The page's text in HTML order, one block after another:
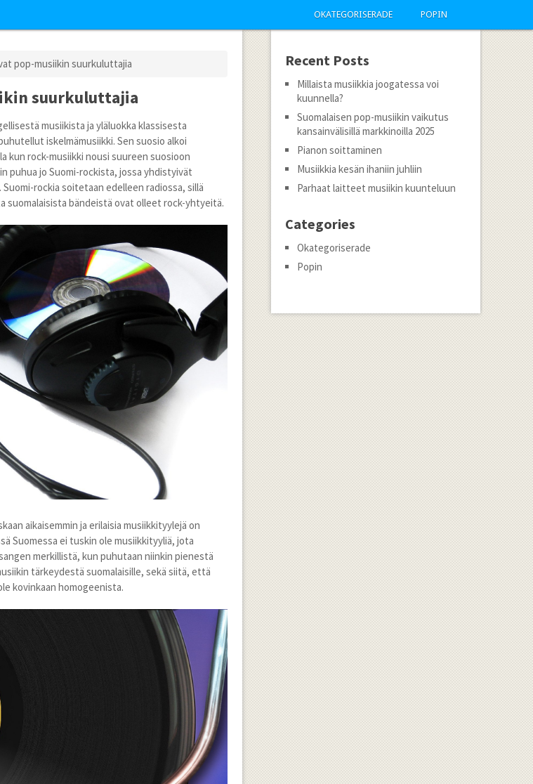
OKATEGORISERADE POPIN
pop-musiikin suurkuluttajia
suurkuluttajia
musiikista ja yläluokka klassisesta
iskelmämusiikki. Sen suosio alkoi
kun rock-musiikki nousi suureen suosioon
puhua jo Suomi-rockista, jossa yhdistyivät
rockia soitetaan edelleen radiossa, sillä
suomalaisista bändeistä ovat olleet rock-yhtyeitä.
aikaisemmin ja erilaisia musiikkityylejä on
Suomessa ei tuskin ole musiikkityyliä, jota
merkillistä, kun puhutaan niinkin pienestä
tärkeydestä suomalaisille, sekä siitä, että
kovinkaan homogeenista.
Recent Posts
Millaista musiikkia joogatessa voi
kuunnella?
Suomalaisen pop-musiikin vaikutus
kansainvälisillä markkinoilla 2025
Pianon soittaminen
Musiikkia kesän ihaniin juhliin
Parhaat laitteet musiikin kuunteluun
Categories
Okategoriserade
Popin